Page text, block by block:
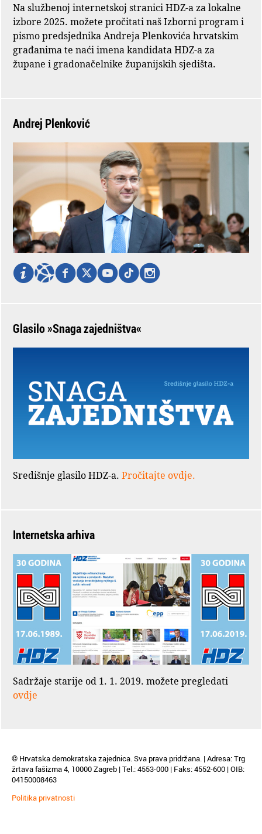
Na službenoj internetskoj stranici HDZ-a za lokalne
izbore 2025. možete pročitati naš Izborni program i
pismo predsjednika Andreja Plenkovića hrvatskim
građanima te naći imena kandidata HDZ-a za
župane i gradonačelnike županijskih sjedišta.
Andrej Plenković
Glasilo »Snaga zajedništva«
Središnje glasilo HDZ-a. Pročitajte ovdje.
Internetska arhiva
Sadržaje starije od 1. 1. 2019. možete pregledati
ovdje
© Hrvatska demokratska zajednica. Sva prava pridržana. | Adresa: Trg
žrtava fašizma 4, 10000 Zagreb | Tel.: 4553-000 | Faks: 4552-600 | OIB:
04150008463
Politika privatnosti